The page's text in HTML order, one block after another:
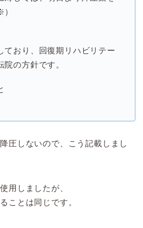
ており、回復期リハビリテー
院の方針です。
圧しないので、こう記載しまし
用しましたが、
ことは同じです。